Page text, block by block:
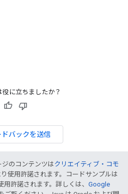
役に立ちましたか？
ドバックを送信
のコンテンツはクリエイティブ・コモ
り使用許諾されます。コードサンプルは
用許諾されます。詳しくは、 Google